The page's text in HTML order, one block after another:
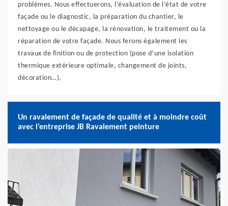
problèmes. Nous effectuerons, l’évaluation de l’état de votre
façade ou le diagnostic, la préparation du chantier, le
nettoyage ou le décapage, la rénovation, le traitement ou la
réparation de votre façade. Nous ferons également les
travaux de finition ou de protection (pose d’une isolation
thermique extérieure optimale, changement de joints,
décoration…).
Un ravalement de façade de qualité et à moindre coût
avec l’entreprise JB Ravalement peinture